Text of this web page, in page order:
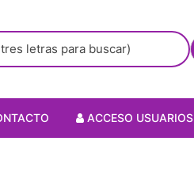
ACCESO USUARIOS